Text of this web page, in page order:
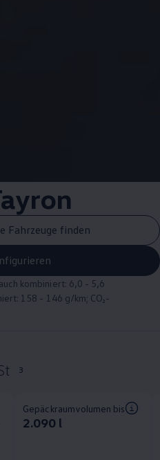
Fahrzeuge finden
kombiniert: 6,0 - 5,6
158 - 146 g/km; CO₂-
3
Gepäckraumvolumen bis
2.090 l